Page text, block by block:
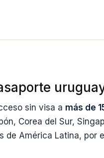
sin visa a más de
Corea del Sur,
de América Latina, por